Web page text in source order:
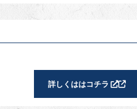
詳しくははコチラ